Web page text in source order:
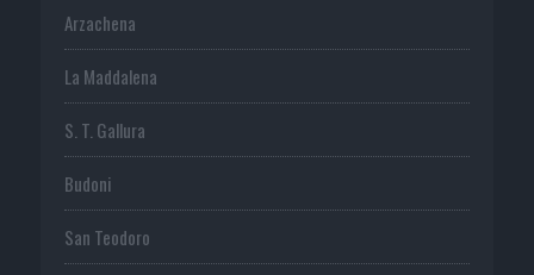
Arzachena
La Maddalena
S. T. Gallura
Budoni
San Teodoro